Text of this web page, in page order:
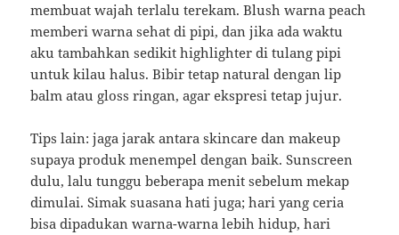
membuat wajah terlalu terekam. Blush warna peach
memberi warna sehat di pipi, dan jika ada waktu
aku tambahkan sedikit highlighter di tulang pipi
untuk kilau halus. Bibir tetap natural dengan lip
balm atau gloss ringan, agar ekspresi tetap jujur.
Tips lain: jaga jarak antara skincare dan makeup
supaya produk menempel dengan baik. Sunscreen
dulu, lalu tunggu beberapa menit sebelum mekap
dimulai. Simak suasana hati juga; hari yang ceria
bisa dipadukan warna-warna lebih hidup, hari